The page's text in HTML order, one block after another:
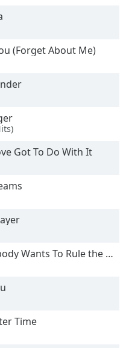
(Forget About Me)
Got To Do With It
Wants To Rule the World
Time